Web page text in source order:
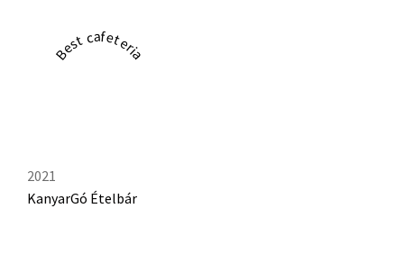
Best cafeteria
2021
KanyarGó Ételbár